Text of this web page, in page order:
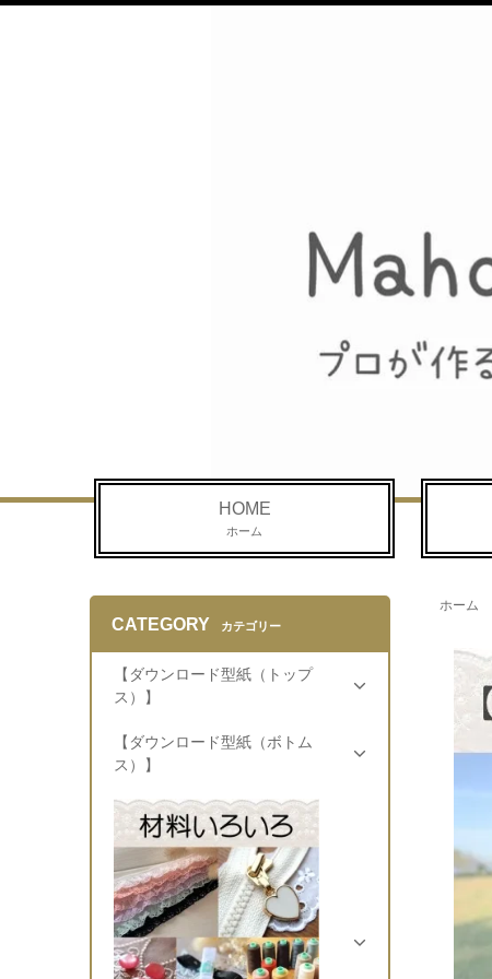
HOME
ホーム
ホーム
CATEGORY カテゴリー
【ダウンロード型紙（トップ
ス）】
【ダウンロード型紙（ボトム
ス）】